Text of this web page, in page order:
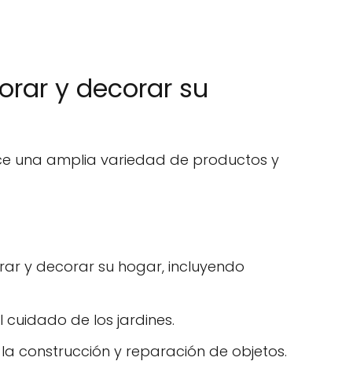
y decorar su
una amplia variedad de productos y
y decorar su hogar, incluyendo
de los jardines.
construcción y reparación de objetos.